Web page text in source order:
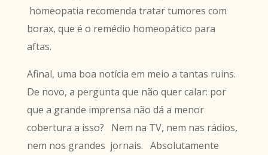
homeopatia recomenda tratar tumores com
borax, que é o remédio homeopático para
aftas.
Afinal, uma boa notícia em meio a tantas ruins.
De novo, a pergunta que não quer calar: por
que a grande imprensa não dá a menor
cobertura a isso? Nem na TV, nem nas rádios,
nem nos grandes jornais. Absolutamente